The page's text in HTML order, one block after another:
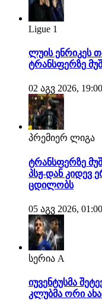
Ligue 1
ლუის ენრიკეს
ტრანსფერზე
02 აგვ 2026, 19:00
პრემიერ ლიგა
ტრანსფერზე
პსჟ-დან კიდევ
ცდილობს
05 აგვ 2026, 01:00
სერია A
იუვენტუსმა
კლუბმა ორი